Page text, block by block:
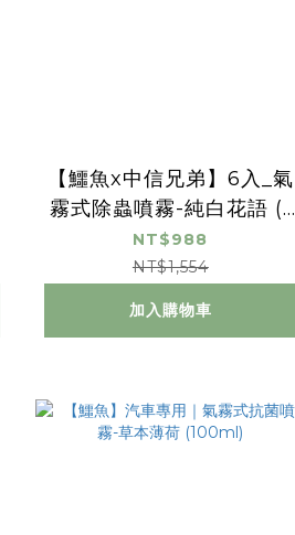
【鱷魚x中信兄弟】6入_氣
霧式除蟲噴霧-純白花語 (1
00ml)
NT$988
NT$1,554
加入購物車